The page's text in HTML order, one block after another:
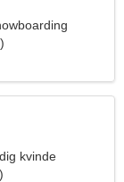
kvinde